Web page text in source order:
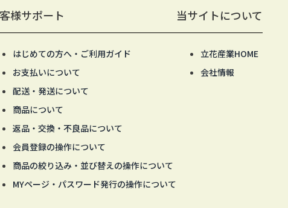
様サポート
はじめての方へ・ご利用ガイド
お支払いについて
配送・発送について
商品について
返品・交換・不良品について
会員登録の操作について
商品の絞り込み・並び替えの操作について
MYページ・パスワード発行の操作について
当サイトについて
立花産業HOME
会社情報